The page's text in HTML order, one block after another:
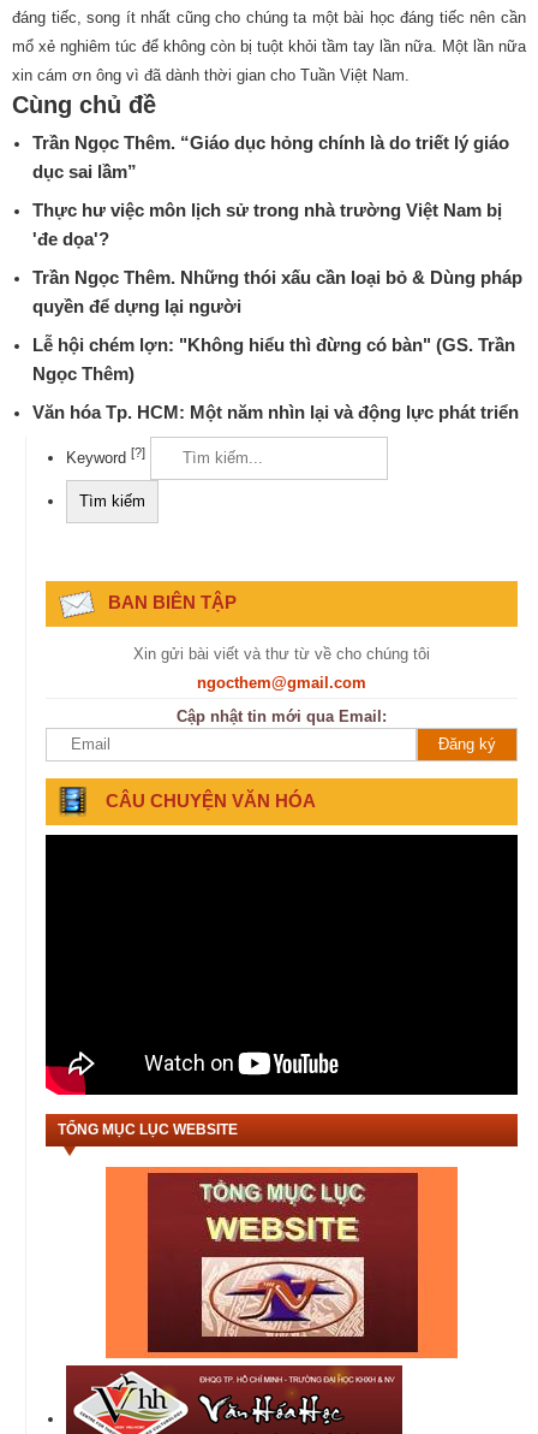
đáng tiếc, song ít nhất cũng cho chúng ta một bài học đáng tiếc nên cần
mổ xẻ nghiêm túc để không còn bị tuột khỏi tầm tay lần nữa. Một lần nữa
xin cám ơn ông vì đã dành thời gian cho Tuần Việt Nam.
Cùng chủ đề
Trần Ngọc Thêm. “Giáo dục hỏng chính là do triết lý giáo
dục sai lầm”
Thực hư việc môn lịch sử trong nhà trường Việt Nam bị
'đe dọa'?
Trần Ngọc Thêm. Những thói xấu cần loại bỏ & Dùng pháp
quyền để dựng lại người
Lễ hội chém lợn: "Không hiểu thì đừng có bàn" (GS. Trần
Ngọc Thêm)
Văn hóa Tp. HCM: Một năm nhìn lại và động lực phát triển
Keyword [?]
BAN BIÊN TẬP
Xin gửi bài viết và thư từ về cho chúng tôi
ngocthem@gmail.com
Cập nhật tin mới qua Email:
CÂU CHUYỆN VĂN HÓA
TỔNG MỤC LỤC WEBSITE